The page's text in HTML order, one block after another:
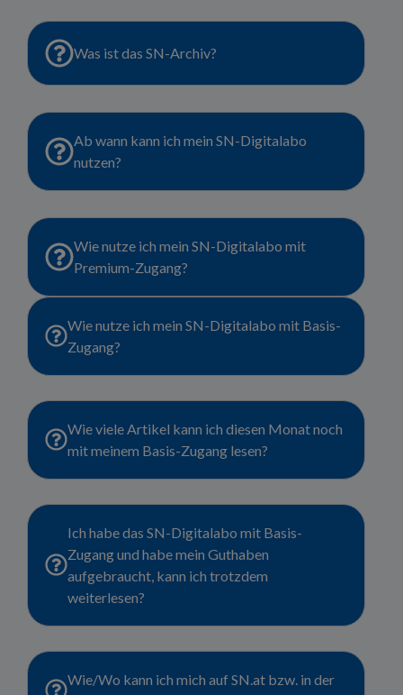
Was ist das SN-Archiv?
Ab wann kann ich mein SN-Digitalabo
nutzen?
Wie nutze ich mein SN-Digitalabo mit
Premium-Zugang?
Wie nutze ich mein SN-Digitalabo mit Basis-
Zugang?
Wie viele Artikel kann ich diesen Monat noch
mit meinem Basis-Zugang lesen?
Ich habe das SN-Digitalabo mit Basis-
Zugang und habe mein Guthaben
aufgebraucht, kann ich trotzdem
weiterlesen?
Wie/Wo kann ich mich auf SN.at bzw. in der